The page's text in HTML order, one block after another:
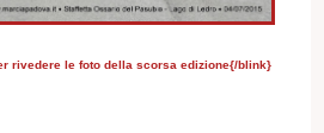
rivedere le foto della scorsa edizione{/blink}